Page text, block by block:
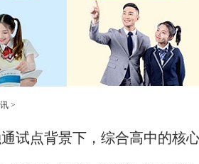
>
试点背景下，综合高中的核